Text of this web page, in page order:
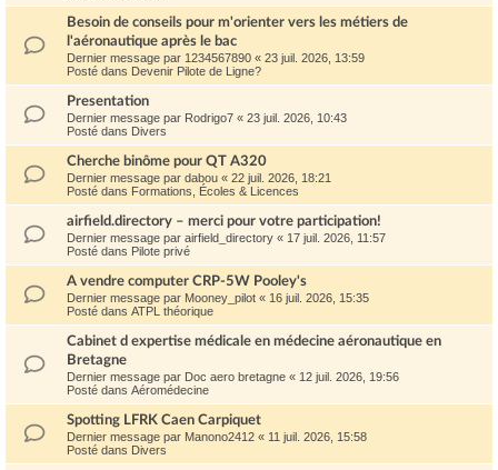
Besoin de conseils pour m'orienter vers les métiers de
l'aéronautique après le bac
Dernier message par 1234567890 « 23 juil. 2026, 13:59
Posté dans Devenir Pilote de Ligne?
Presentation
Dernier message par Rodrigo7 « 23 juil. 2026, 10:43
Posté dans Divers
Cherche binôme pour QT A320
Dernier message par dabou « 22 juil. 2026, 18:21
Posté dans Formations, Écoles & Licences
airfield.directory – merci pour votre participation!
Dernier message par airfield_directory « 17 juil. 2026, 11:57
Posté dans Pilote privé
A vendre computer CRP-5W Pooley's
Dernier message par Mooney_pilot « 16 juil. 2026, 15:35
Posté dans ATPL théorique
Cabinet d expertise médicale en médecine aéronautique en
Bretagne
Dernier message par Doc aero bretagne « 12 juil. 2026, 19:56
Posté dans Aéromédecine
Spotting LFRK Caen Carpiquet
Dernier message par Manono2412 « 11 juil. 2026, 15:58
Posté dans Divers